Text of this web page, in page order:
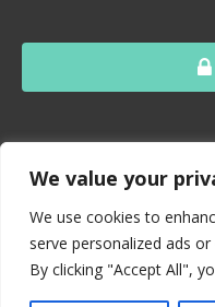
We value your
We use cookies to
serve personalized ads
By clicking "Accept All",
I samarbete med